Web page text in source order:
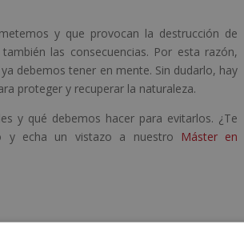
y que provocan la destrucción de
las consecuencias. Por esta razón,
debemos tener en mente. Sin dudarlo, hay
proteger y recuperar la naturaleza.
y qué debemos hacer para evitarlos. ¿Te
y echa un vistazo a nuestro
Máster en